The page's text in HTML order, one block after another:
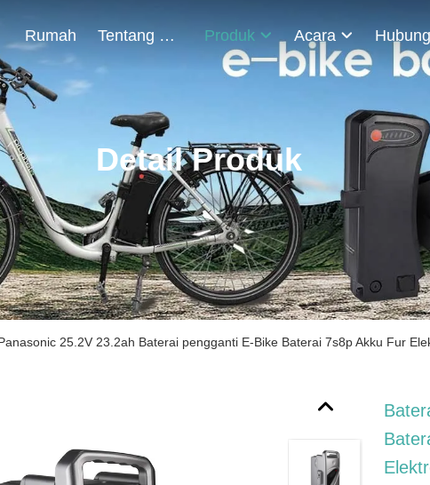
Rumah Tentang Kami Produk Acara
Detail Produk
25.2V 23.2ah Baterai pengganti E-Bike Baterai 7s8p Akku Fur